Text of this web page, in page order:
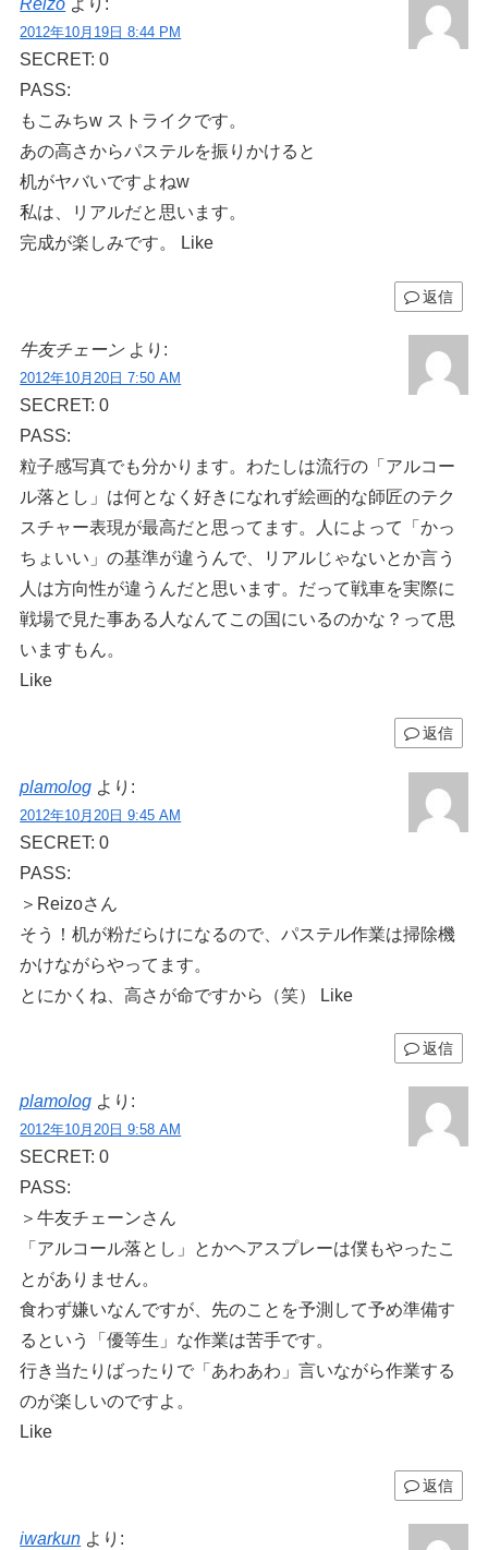
Reizo より:
2012年10月19日 8:44 PM
SECRET: 0
PASS:
もこみちw ストライクです。
あの高さからパステルを振りかけると
机がヤバいですよねw
私は、リアルだと思います。
完成が楽しみです。 Like
返信
牛友チェーン より:
2012年10月20日 7:50 AM
SECRET: 0
PASS:
粒子感写真でも分かります。わたしは流行の「アルコー
ル落とし」は何となく好きになれず絵画的な師匠のテク
スチャー表現が最高だと思ってます。人によって「かっ
ちょいい」の基準が違うんで、リアルじゃないとか言う
人は方向性が違うんだと思います。だって戦車を実際に
戦場で見た事ある人なんてこの国にいるのかな？って思
いますもん。
Like
返信
plamolog より:
2012年10月20日 9:45 AM
SECRET: 0
PASS:
＞Reizoさん
そう！机が粉だらけになるので、パステル作業は掃除機
かけながらやってます。
とにかくね、高さが命ですから（笑） Like
返信
plamolog より:
2012年10月20日 9:58 AM
SECRET: 0
PASS:
＞牛友チェーンさん
「アルコール落とし」とかヘアスプレーは僕もやったこ
とがありません。
食わず嫌いなんですが、先のことを予測して予め準備す
るという「優等生」な作業は苦手です。
行き当たりばったりで「あわあわ」言いながら作業する
のが楽しいのですよ。
Like
返信
iwarkun より: